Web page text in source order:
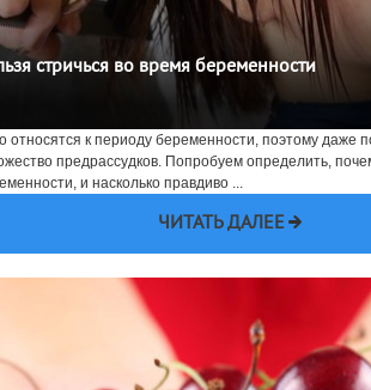
стричься во время беременности
к периоду беременности, поэтому даже
предрассудков. Попробуем определить,
и насколько правдиво ...
ЧИТАТЬ ДАЛЕЕ